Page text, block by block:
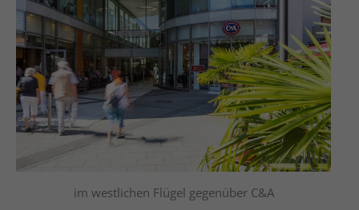
im westlichen Flügel gegenüber C&A